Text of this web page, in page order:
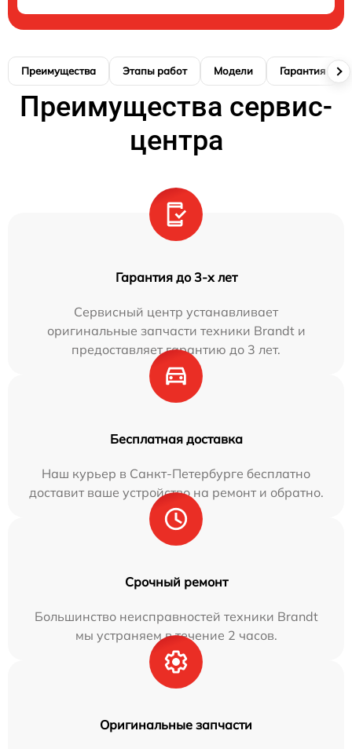
Преимущества Этапы работ Модели Гарантия
Преимущества сервис-
центра
Гарантия до 3-х лет
Сервисный центр устанавливает
оригинальные запчасти техники Brandt и
предоставляет гарантию до 3 лет.
Бесплатная доставка
Наш курьер в Санкт-Петербурге бесплатно
доставит ваше устройство на ремонт и обратно.
Срочный ремонт
Большинство неисправностей техники Brandt
мы устраняем в течение 2 часов.
Оригинальные запчасти